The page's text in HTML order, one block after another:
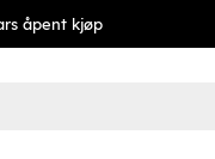
åpent kjøp